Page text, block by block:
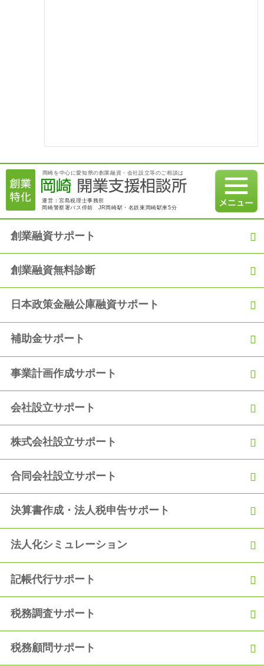
2021.01.07
【融資実績】満額600万円の融資を日本政策金融公庫にて獲得
2020.12.21
年金等）加入の義務化について
2020.12.06
【融資実績】「過去の職歴を活かして満額の融資を獲得！」
2020.11.06
【融資実績】自己資金150万円で900万円の満額融資を獲得
融資獲得！」
2020.09.05
【融資実績】「事業の運転資金として日本政策金融公庫から300
岡崎を中心に愛知県の創業融資・会社設立等のご相談は
運営：宮島税理士事務所
岡崎警察署バス停前 JR岡崎駅・名鉄東岡崎駅車5分
創業融資サポート
創業融資無料診断
日本政策金融公庫融資サポート
補助金サポート
事業計画作成サポート
会社設立サポート
株式会社設立サポート
合同会社設立サポート
決算書作成・法人税申告サポート
法人化シミュレーション
記帳代行サポート
税務調査サポート
税務顧問サポート